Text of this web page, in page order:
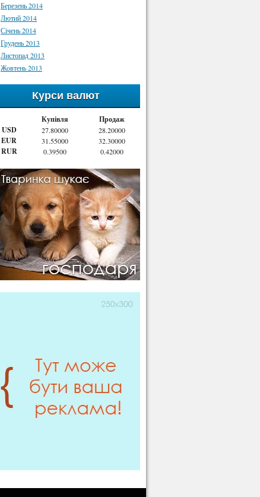
Березень 2014
Лютий 2014
Січень 2014
Грудень 2013
Листопад 2013
Жовтень 2013
Курси валют
Купівля
Продаж
USD
27.80000 28.20000
EUR 31.55000 32.30000
RUR 0.39500 0.42000